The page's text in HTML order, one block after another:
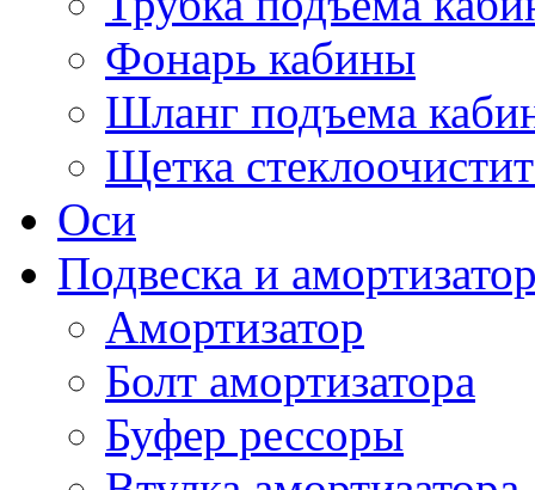
Фонарь кабины
Шланг подъема
Щетка
Оси
Подвеска и
Амортизатор
Болт амортизатора
Буфер рессоры